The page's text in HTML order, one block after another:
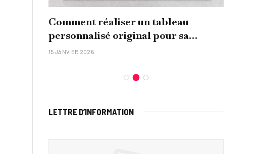
Comment réaliser un tableau
personnalisé original pour sa
famille ?
15 JANVIER 2026
LETTRE D’INFORMATION